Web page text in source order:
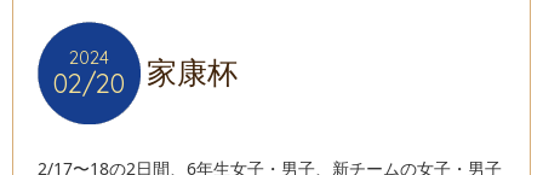
2024
02/20
2024
02/20 家康杯
2/17〜18の2日間、6年生女子・男子、新チームの女子・男子